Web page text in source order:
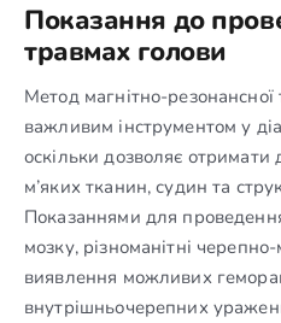
Показання до
травмах голови
Метод магнітно-
важливим інструментом у
оскільки дозволяє
м’яких тканин, судин та
Показаннями для
мозку, різноманітні
виявлення можливих
внутрішньочерепних